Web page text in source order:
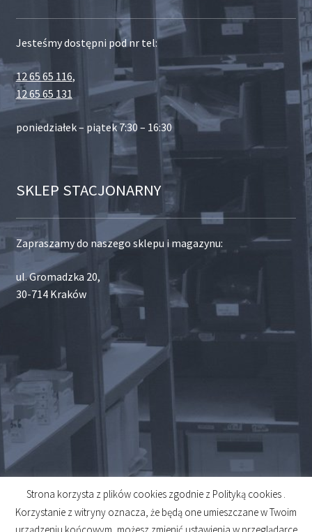
Jesteśmy dostępni pod nr tel:
12 65 65 116,
12 65 65 131
poniedziałek – piątek 7:30 – 16:30
SKLEP STACJONARNY
Zapraszamy do naszego sklepu i magazynu:
ul. Gromadzka 20,
30-714 Kraków
© 2026
Created byMidero
Strona korzysta z plików cookies zgodnie z Polityką cookies .
Korzystanie z witryny oznacza, że będą one umieszczane w Twoim